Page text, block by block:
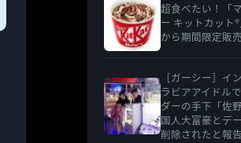
超食べたい！「
ー キットカット
から期間限定販
［ガーシー］イ
ラビアアイドル
ダーの手下「佐
国人大富豪とデ
削除されたと報告